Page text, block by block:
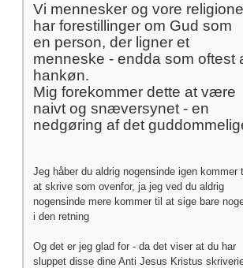
Vi mennesker og vore
har forestillinger om Gud som
en person, der ligner et
menneske - endda som oftest
hankøn.
Mig forekommer dette at være
naivt og snæversynet - en
nedgøring af det
Jeg håber du aldrig nogensinde igen kommer
at skrive som ovenfor, ja jeg ved du aldrig
nogensinde mere kommer til at sige bare
i den retning
Og det er jeg glad for - da det viser at du har
sluppet disse dine Anti Jesus Kristus